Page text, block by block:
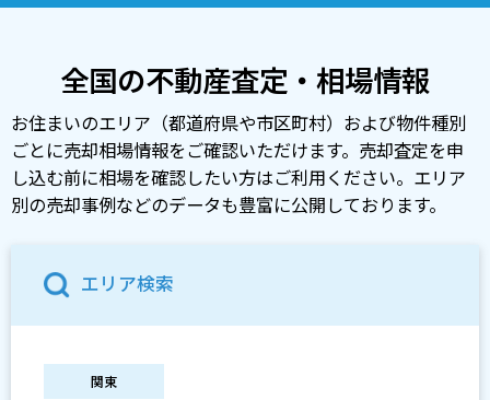
全国の不動産査定・相場情報
お住まいのエリア（都道府県や市区町村）および物件種別
ごとに売却相場情報をご確認いただけます。売却査定を申
し込む前に相場を確認したい方はご利用ください。エリア
別の売却事例などのデータも豊富に公開しております。
エリア検索
関東